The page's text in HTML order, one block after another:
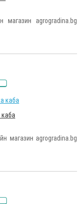
agrogradina.bg
магазин agrogradina.bg